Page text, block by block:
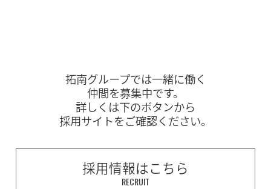
拓南グループでは一緒に働く
仲間を募集中です。
詳しくは下のボタンから
採用サイトをご確認ください。
採用情報はこちら
RECRUIT